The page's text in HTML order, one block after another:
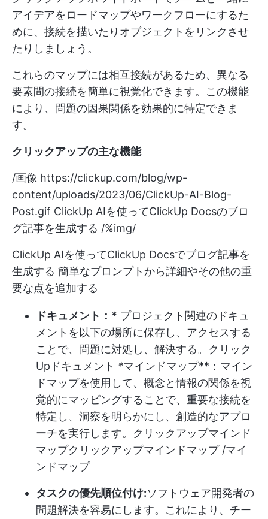
アイデアをロードマップやワークフローにするた
めに、接続を描いたりオブジェクトをリンクさせ
たりしましょう。
これらのマップには相互接続があるため、異なる
要素間の接続を簡単に視覚化できます。この機能
により、問題の因果関係を効果的に特定できま
す。
クリックアップの主な機能
/画像 https://clickup.com/blog/wp-
content/uploads/2023/06/ClickUp-AI-Blog-
Post.gif ClickUp AIを使ってClickUp Docsのブロ
グ記事を生成する /%img/
ClickUp AIを使ってClickUp Docsでブログ記事を
生成する 簡単なプロンプトから詳細やその他の重
要な点を追加する
ドキュメント：* プロジェクト関連のドキュ
メントを以下の場所に保存し、アクセスする
ことで、問題に対処し、解決する。 クリック
Upドキュメント *マインドマップ**：マイン
ドマップを使用して、概念と情報の関係を視
覚的にマッピングすることで、重要な接続を
特定し、洞察を明らかにし、創造的なアプロ
ーチを実行します。 クリックアップマインド
マップクリックアップマインドマップ /マイ
ンドマップ
タスクの優先順位付け:ソフトウェア開発者の
問題解決を容易にします。これにより、チー